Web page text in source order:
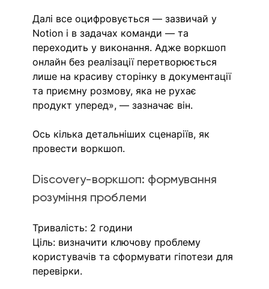
Далі все оцифровується — зазвичай у
Notion і в задачах команди — та
переходить у виконання. Адже воркшоп
онлайн без реалізації перетворюється
лише на красиву сторінку в документації
та приємну розмову, яка не рухає
продукт уперед», — зазначає він.
Ось кілька детальніших сценаріїв, як
провести воркшоп.
Discovery-воркшоп: формування
розуміння проблеми
Тривалість: 2 години
Ціль: визначити ключову проблему
користувачів та сформувати гіпотези для
перевірки.